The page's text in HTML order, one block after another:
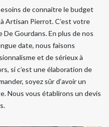
de connaitre le budget
Artisan Pierrot. C’est votre
Gourdans. En plus de nos
date, nous faisons
et de sérieux à
si c’est une élaboration de
soyez sûr d’avoir un
Nous vous établirons un devis